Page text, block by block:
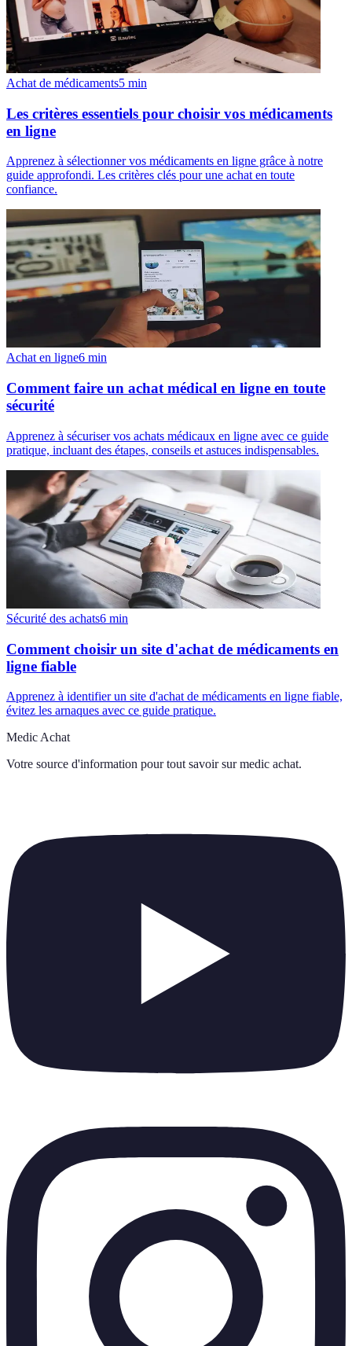
Achat de médicaments5 min
Les critères essentiels pour choisir vos médicaments
en ligne
Apprenez à sélectionner vos médicaments en ligne grâce à notre
guide approfondi. Les critères clés pour une achat en toute
confiance.
Achat en ligne6 min
Comment faire un achat médical en ligne en toute
sécurité
Apprenez à sécuriser vos achats médicaux en ligne avec ce guide
pratique, incluant des étapes, conseils et astuces indispensables.
Sécurité des achats6 min
Comment choisir un site d'achat de médicaments en
ligne fiable
Apprenez à identifier un site d'achat de médicaments en ligne fiable,
évitez les arnaques avec ce guide pratique.
Medic Achat
Votre source d'information pour tout savoir sur medic achat.